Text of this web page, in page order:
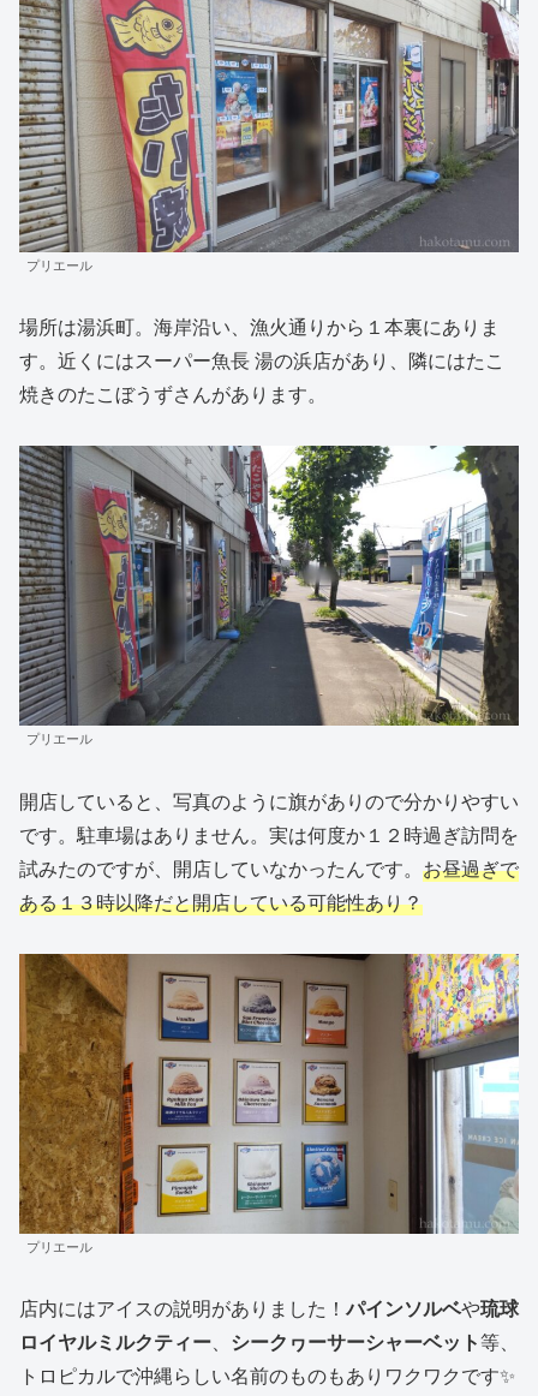
プリエール
場所は湯浜町。海岸沿い、漁火通りから１本裏にありま
す。近くにはスーパー魚長 湯の浜店があり、隣にはたこ
焼きのたこぼうずさんがあります。
プリエール
開店していると、写真のように旗がありので分かりやすい
です。駐車場はありません。実は何度か１２時過ぎ訪問を
試みたのですが、開店していなかったんです。 お昼過ぎで
ある１３時以降だと開店している可能性あり？
プリエール
店内にはアイスの説明がありました！ パインソルベや琉球
ロイヤルミルクティー、 シークヮーサーシャーベット等、
トロピカルで沖縄らしい名前のものもありワクワクです✨